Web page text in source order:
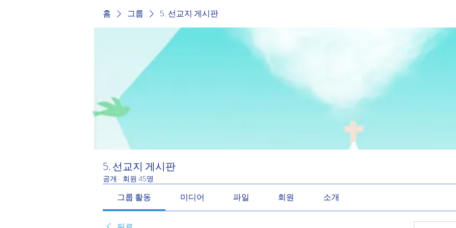
홈 그룹 5. 선교지 게시판
5. 선교지 게시판
공개 · 회원 45명
그룹 활동 미디어 파일 회원 소개